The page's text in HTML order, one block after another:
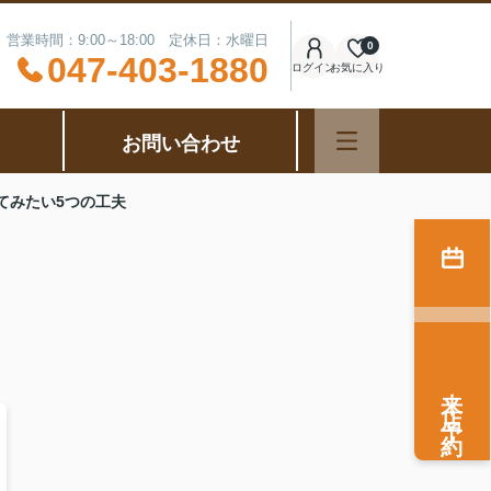
営業時間：9:00～18:00 定休日：水曜日
047-403-1880 ログインお気に入り
0
お問い合わせ
みたい5つの工夫
来店予約